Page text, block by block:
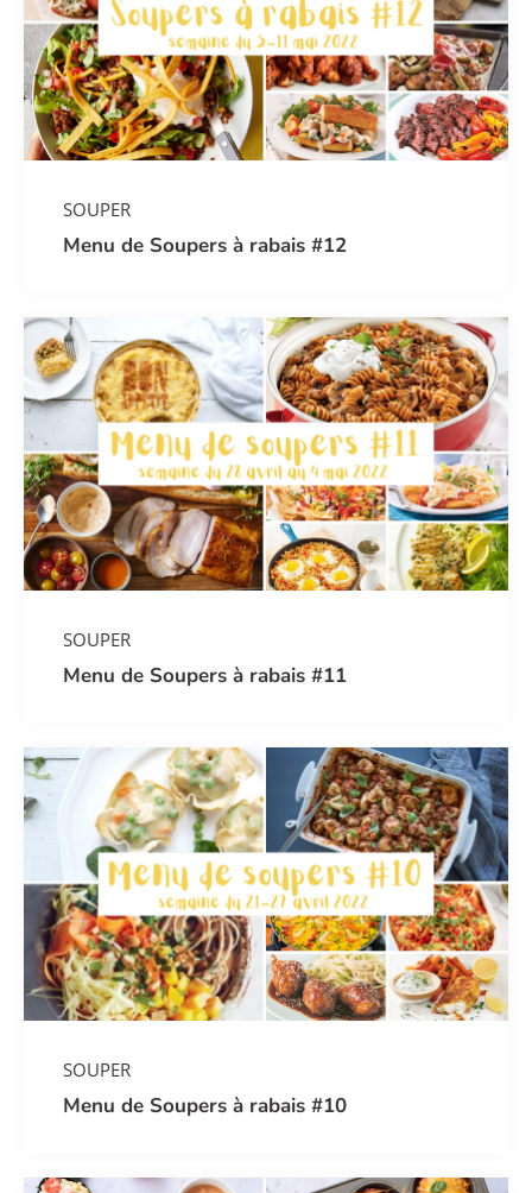
SOUPER
Menu de Soupers à rabais #12
SOUPER
Menu de Soupers à rabais #11
SOUPER
Menu de Soupers à rabais #10